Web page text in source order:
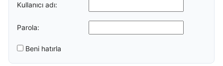
Kullanıcı adı:
Parola:
Beni hatırla